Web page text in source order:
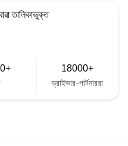
তালিকাভুক্ত
18000+
ড্রাইভার-পার্টনাররা